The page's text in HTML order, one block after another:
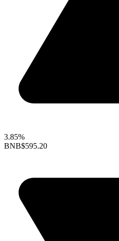
3.85%
BNB$595.20